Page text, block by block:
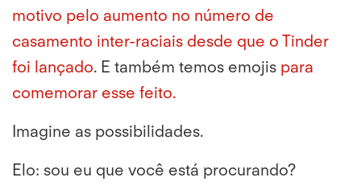
motivo pelo aumento no número de
casamento inter-raciais desde que o Tinder
foi lançado. E também temos emojis para
comemorar esse feito.
Imagine as possibilidades.
Elo: sou eu que você está procurando?